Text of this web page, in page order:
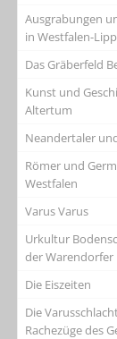
Ausgrabungen
in Westfalen-
Das Gräberfeld
Kunst und
Altertum
Neandertaler
Römer und
Westfalen
Varus Varus
Urkultur
der
Die Eiszeiten
Die
Rachezüge des